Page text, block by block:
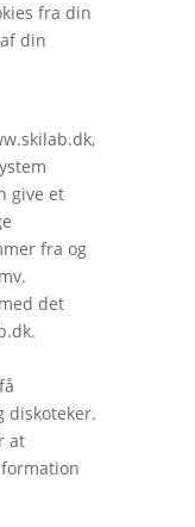
fra din
din
give et
fra og
det
diskoteker.
at